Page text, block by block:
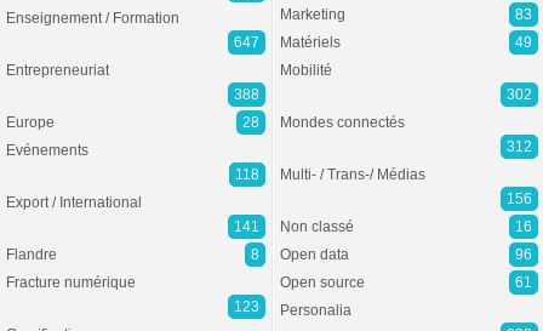
Enseignement / Formation
647
Entrepreneuriat
388
Europe
28
Evénements
118
Export / International
141
Flandre
8
Fracture numérique
123
Marketing
83
Matériels
49
Mobilité
302
Mondes connectés
312
Multi- / Trans-/ Médias
156
Non classé
16
Open data
96
Open source
61
Personalia